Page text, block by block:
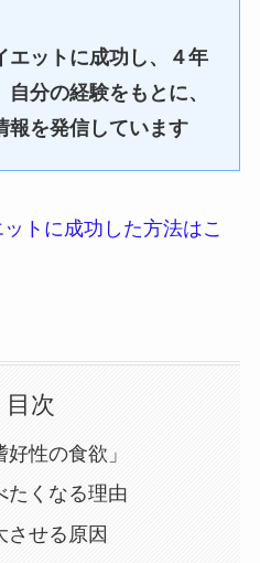
エットに成功し、４年
分の経験をもとに、
報を発信しています
トに成功した方法はこ
目次
性の食欲」
たくなる理由
させる原因